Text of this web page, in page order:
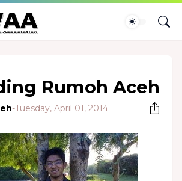
Rumoh Aceh
-Tuesday, April 01, 2014